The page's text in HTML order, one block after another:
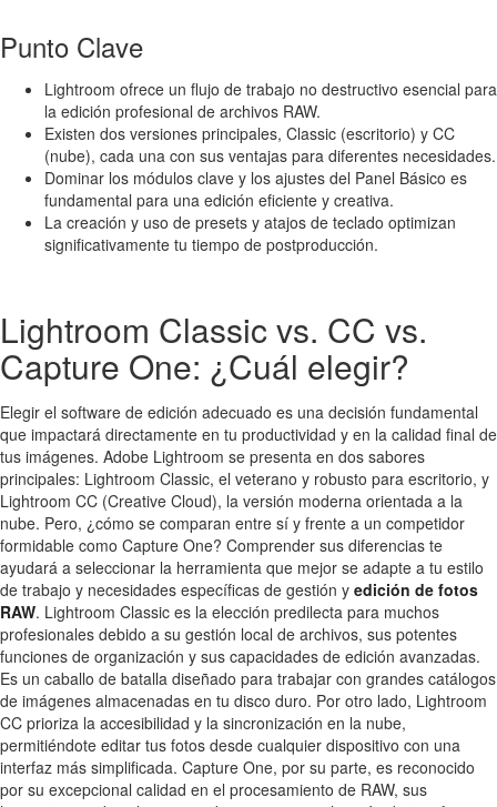
Punto Clave
Lightroom ofrece un flujo de trabajo no destructivo esencial para
la edición profesional de archivos RAW.
Existen dos versiones principales, Classic (escritorio) y CC
(nube), cada una con sus ventajas para diferentes necesidades.
Dominar los módulos clave y los ajustes del Panel Básico es
fundamental para una edición eficiente y creativa.
La creación y uso de presets y atajos de teclado optimizan
significativamente tu tiempo de postproducción.
Lightroom Classic vs. CC vs.
Capture One: ¿Cuál elegir?
Elegir el software de edición adecuado es una decisión fundamental
que impactará directamente en tu productividad y en la calidad final de
tus imágenes. Adobe Lightroom se presenta en dos sabores
principales: Lightroom Classic, el veterano y robusto para escritorio, y
Lightroom CC (Creative Cloud), la versión moderna orientada a la
nube. Pero, ¿cómo se comparan entre sí y frente a un competidor
formidable como Capture One? Comprender sus diferencias te
ayudará a seleccionar la herramienta que mejor se adapte a tu estilo
de trabajo y necesidades específicas de gestión y edición de fotos
RAW. Lightroom Classic es la elección predilecta para muchos
profesionales debido a su gestión local de archivos, sus potentes
funciones de organización y sus capacidades de edición avanzadas.
Es un caballo de batalla diseñado para trabajar con grandes catálogos
de imágenes almacenadas en tu disco duro. Por otro lado, Lightroom
CC prioriza la accesibilidad y la sincronización en la nube,
permitiéndote editar tus fotos desde cualquier dispositivo con una
interfaz más simplificada. Capture One, por su parte, es reconocido
por su excepcional calidad en el procesamiento de RAW, sus